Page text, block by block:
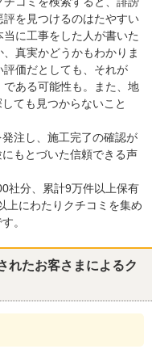
評を見つけるのはたやすい
当に工事をした人が書いた
、真実かどうかもわかりま
評価だとしても、それが
である可能性も。また、地
ても見つからないこと
注し、施工完了の確認が
もとづいた信頼できる声
社分、累計9万件以上保有
上にわたりクチコミを集め
。
れたお客さまによるク